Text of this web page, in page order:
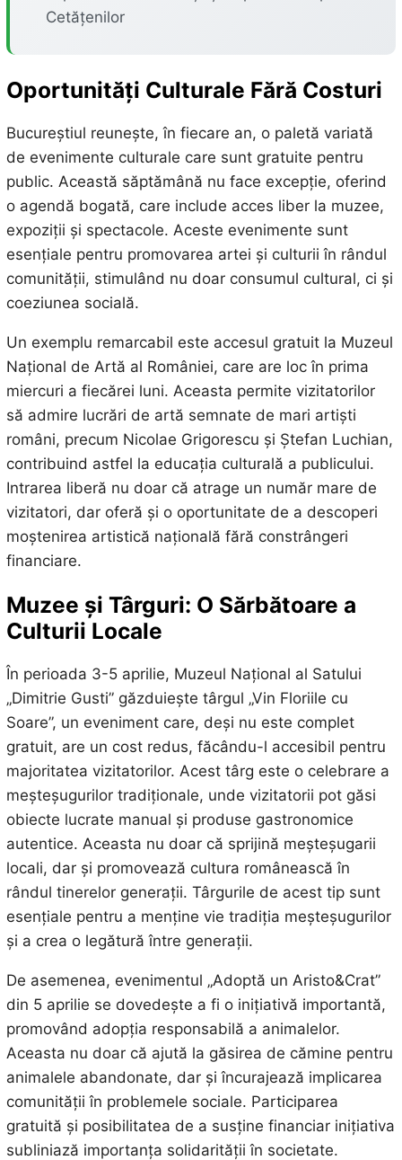
Cetățenilor
Oportunități Culturale Fără Costuri
Bucureștiul reunește, în fiecare an, o paletă variată
de evenimente culturale care sunt gratuite pentru
public. Această săptămână nu face excepție, oferind
o agendă bogată, care include acces liber la muzee,
expoziții și spectacole. Aceste evenimente sunt
esențiale pentru promovarea artei și culturii în rândul
comunității, stimulând nu doar consumul cultural, ci și
coeziunea socială.
Un exemplu remarcabil este accesul gratuit la Muzeul
Național de Artă al României, care are loc în prima
miercuri a fiecărei luni. Aceasta permite vizitatorilor
să admire lucrări de artă semnate de mari artiști
români, precum Nicolae Grigorescu și Ștefan Luchian,
contribuind astfel la educația culturală a publicului.
Intrarea liberă nu doar că atrage un număr mare de
vizitatori, dar oferă și o oportunitate de a descoperi
moștenirea artistică națională fără constrângeri
financiare.
Muzee și Târguri: O Sărbătoare a
Culturii Locale
În perioada 3-5 aprilie, Muzeul Național al Satului
„Dimitrie Gusti” găzduiește târgul „Vin Floriile cu
Soare”, un eveniment care, deși nu este complet
gratuit, are un cost redus, făcându-l accesibil pentru
majoritatea vizitatorilor. Acest târg este o celebrare a
meșteșugurilor tradiționale, unde vizitatorii pot găsi
obiecte lucrate manual și produse gastronomice
autentice. Aceasta nu doar că sprijină meșteșugarii
locali, dar și promovează cultura românească în
rândul tinerelor generații. Târgurile de acest tip sunt
esențiale pentru a menține vie tradiția meșteșugurilor
și a crea o legătură între generații.
De asemenea, evenimentul „Adoptă un Aristo&Crat”
din 5 aprilie se dovedește a fi o inițiativă importantă,
promovând adopția responsabilă a animalelor.
Aceasta nu doar că ajută la găsirea de cămine pentru
animalele abandonate, dar și încurajează implicarea
comunității în problemele sociale. Participarea
gratuită și posibilitatea de a susține financiar inițiativa
subliniază importanța solidarității în societate.